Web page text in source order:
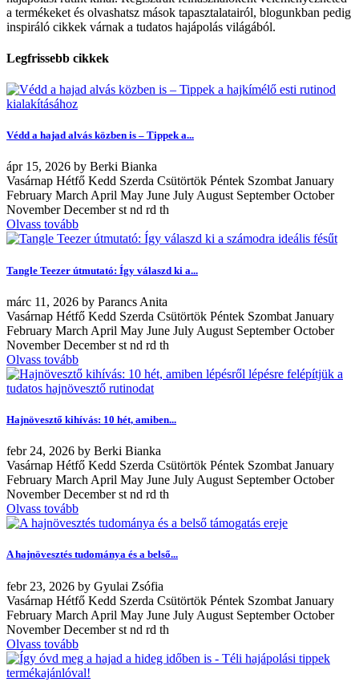
a termékeket és olvashatsz mások tapasztalatairól, blogunkban pedig
inspiráló cikkek várnak a tudatos hajápolás világából.
Legfrissebb cikkek
Védd a hajad alvás közben is – Tippek a...
ápr 15, 2026 by Berki Bianka
Vasárnap Hétfő Kedd Szerda Csütörtök Péntek Szombat January
February March April May June July August September October
November December st nd rd th
Olvass tovább
Tangle Teezer útmutató: Így válaszd ki a...
márc 11, 2026 by Parancs Anita
Vasárnap Hétfő Kedd Szerda Csütörtök Péntek Szombat January
February March April May June July August September October
November December st nd rd th
Olvass tovább
Hajnövesztő kihívás: 10 hét, amiben...
febr 24, 2026 by Berki Bianka
Vasárnap Hétfő Kedd Szerda Csütörtök Péntek Szombat January
February March April May June July August September October
November December st nd rd th
Olvass tovább
A hajnövesztés tudománya és a belső...
febr 23, 2026 by Gyulai Zsófia
Vasárnap Hétfő Kedd Szerda Csütörtök Péntek Szombat January
February March April May June July August September October
November December st nd rd th
Olvass tovább